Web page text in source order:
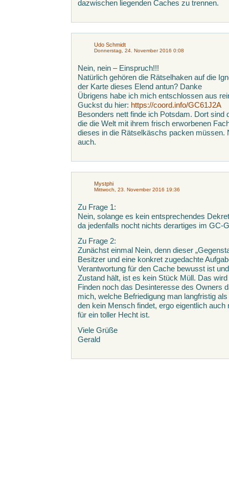
dazwischen liegenden Caches zu trennen.
Udo Schmidt
Donnerstag, 24. November 2016 0:08
Nein, nein – Einspruch!!!
Natürlich gehören die Rätselhaken auf die
der Karte dieses Elend antun? Danke
Übrigens habe ich mich entschlossen aus
Guckst du hier: https://coord.info/GC61J2A
Besonders nett finde ich Potsdam. Dort sind
die die Welt mit ihrem frisch erworbenen
dieses in die Rätselkäschs packen müssen.
auch.
Mystphi
Mittwoch, 23. November 2016 19:36
Zu Frage 1:
Nein, solange es kein entsprechendes
da jedenfalls nocht nichts derartiges im GC-
Zu Frage 2:
Zunächst einmal Nein, denn dieser
Besitzer und eine konkret zugedachte
Verantwortung für den Cache bewusst ist
Zustand hält, ist es kein Stück Müll. Das
Finden noch das Desinteresse des Owners
mich, welche Befriedigung man langfristig
den kein Mensch findet, ergo eigentlich
für ein toller Hecht ist.
Viele Grüße
Gerald